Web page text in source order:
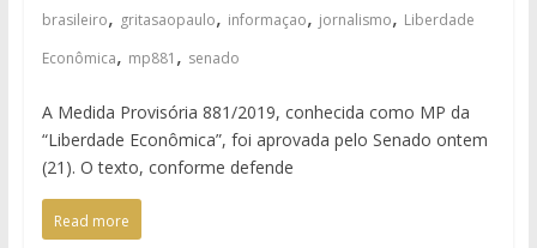
brasileiro, gritasaopaulo, informaçao, jornalismo, Liberdade
Econômica, mp881 , senado
A Medida Provisória 881/2019, conhecida como MP da
“Liberdade Econômica”, foi aprovada pelo Senado ontem
(21). O texto, conforme defende
Read more